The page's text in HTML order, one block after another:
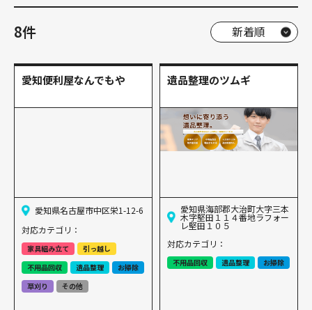
8件
愛知便利屋なんでもや
愛知県名古屋市中区栄1-12-6
対応カテゴリ：
家具組み立て
引っ越し
不用品回収
遺品整理
お掃除
草刈り
その他
遺品整理のツムギ
愛知県海部郡大治町大字三本
木字堅田１１４番地ラフォー
レ堅田１０５
対応カテゴリ：
不用品回収 遺品整理 お掃除